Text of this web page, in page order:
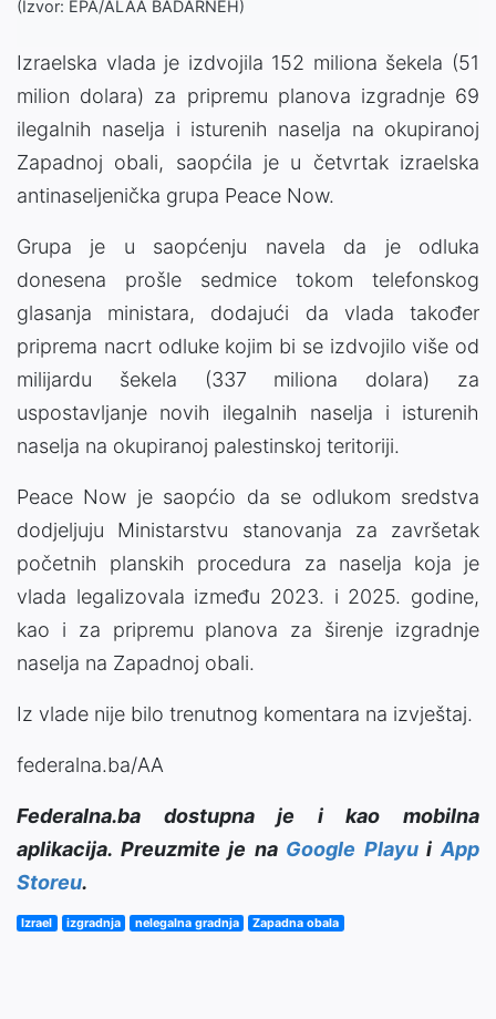
(Izvor: EPA/ALAA BADARNEH)
Izraelska vlada je izdvojila 152 miliona šekela (51
milion dolara) za pripremu planova izgradnje 69
ilegalnih naselja i isturenih naselja na okupiranoj
Zapadnoj obali, saopćila je u četvrtak izraelska
antinaseljenička grupa Peace Now.
Grupa je u saopćenju navela da je odluka
donesena prošle sedmice tokom telefonskog
glasanja ministara, dodajući da vlada također
priprema nacrt odluke kojim bi se izdvojilo više od
milijardu šekela (337 miliona dolara) za
uspostavljanje novih ilegalnih naselja i isturenih
naselja na okupiranoj palestinskoj teritoriji.
Peace Now je saopćio da se odlukom sredstva
dodjeljuju Ministarstvu stanovanja za završetak
početnih planskih procedura za naselja koja je
vlada legalizovala između 2023. i 2025. godine,
kao i za pripremu planova za širenje izgradnje
naselja na Zapadnoj obali.
Iz vlade nije bilo trenutnog komentara na izvještaj.
federalna.ba/AA
Federalna.ba dostupna je i kao mobilna
aplikacija. Preuzmite je na Google PlayuiApp
Storeu.
Izrael izgradnja nelegalna gradnja Zapadna obala